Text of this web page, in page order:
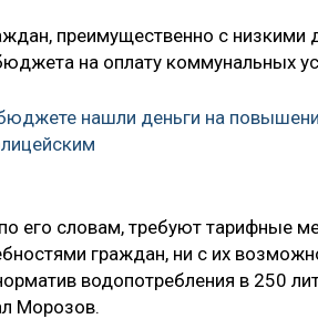
преимущественно с
на оплату коммунальных
нашли деньги на
его словам, требуют тарифные
граждан, ни с их
водопотребления в 250
Морозов.